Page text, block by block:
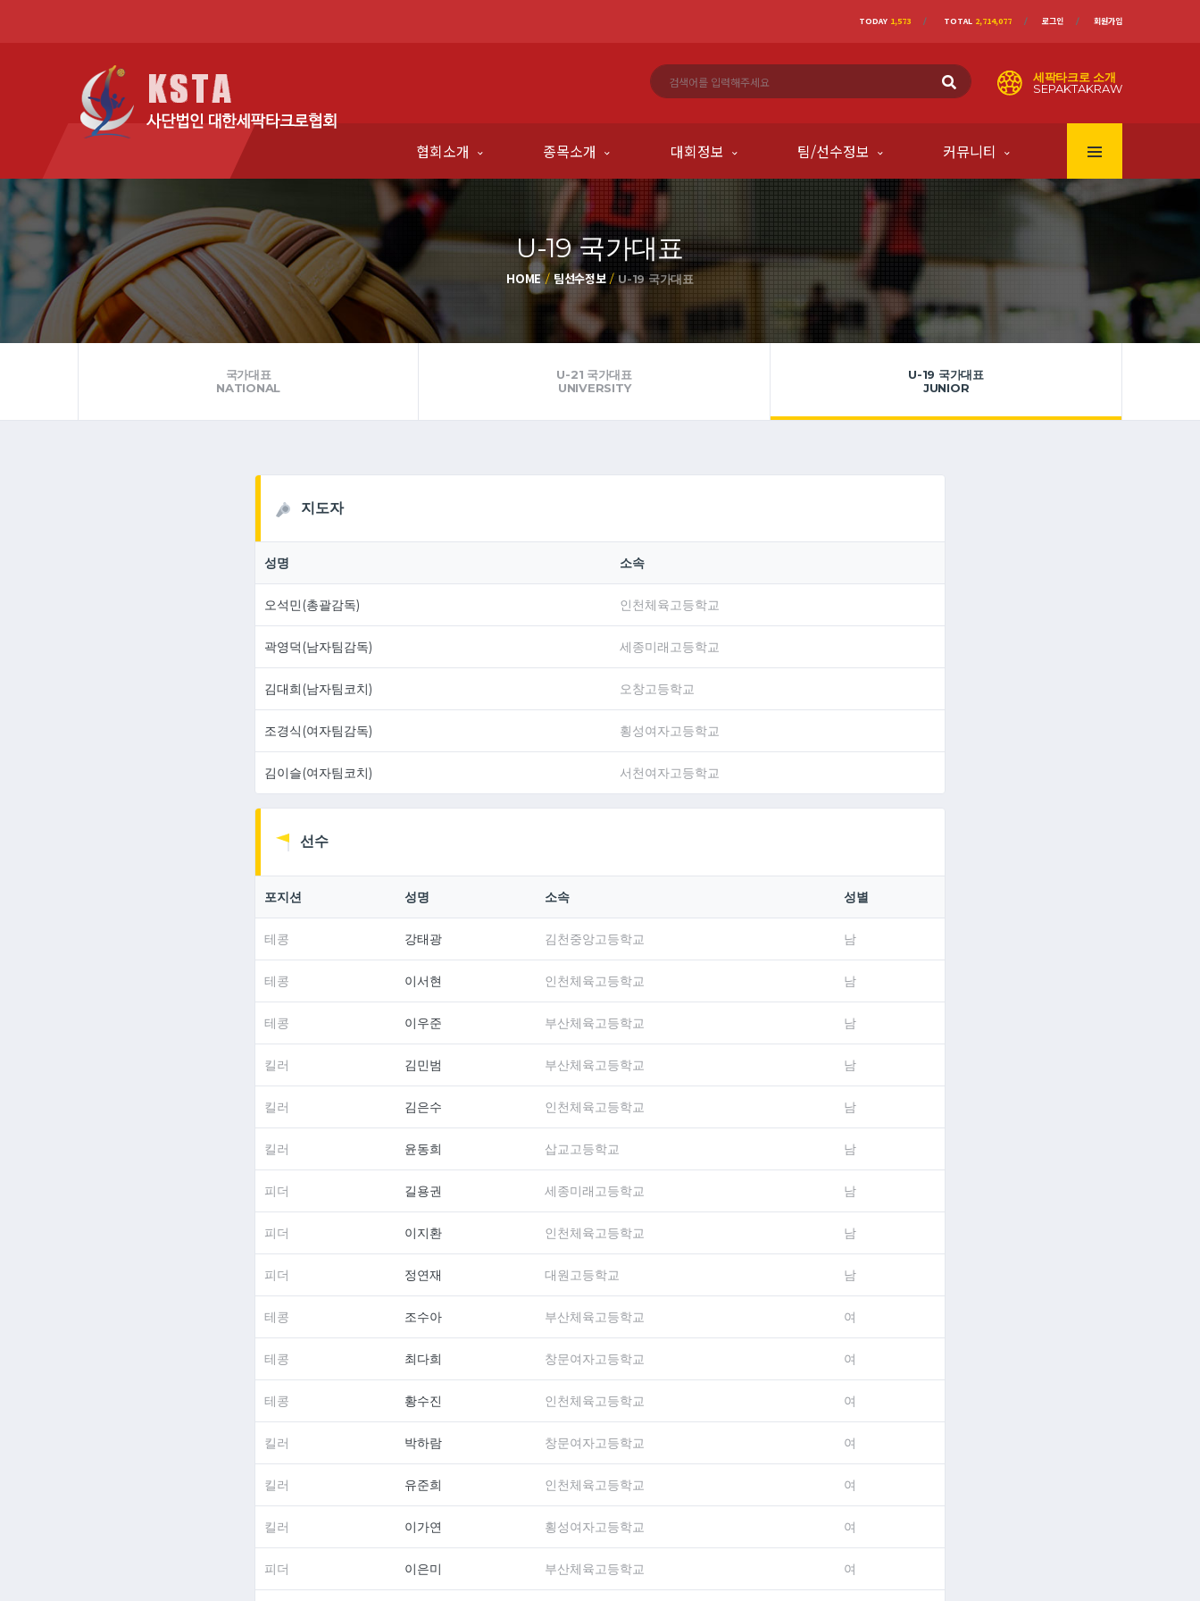
TODAY 1,573 TOTAL 2,714,077 로그인 회원가입
세팍타크로 소개
SEPAKTAKRAW
협회소개 종목소개 대회정보 팀/선수정보 커뮤니티
U-19 국가대표
HOME 팀선수정보 U-19 국가대표
국가대표
NATIONAL
U-21 국가대표
UNIVERSITY
U-19 국가대표
JUNIOR
지도자
성명 소속
오석민(총괄감독) 인천체육고등학교
곽영덕(남자팀감독) 세종미래고등학교
김대희(남자팀코치) 오창고등학교
조경식(여자팀감독) 횡성여자고등학교
김이슬(여자팀코치) 서천여자고등학교
선수
포지션 성명 소속 성별
테콩 강태광 김천중앙고등학교 남
테콩 이서현 인천체육고등학교 남
테콩 이우준 부산체육고등학교 남
킬러 김민범 부산체육고등학교 남
킬러 김은수 인천체육고등학교 남
킬러 윤동희 삽교고등학교 남
피더 길용권 세종미래고등학교 남
피더 이지환 인천체육고등학교 남
피더 정연재 대원고등학교 남
테콩 조수아 부산체육고등학교 여
테콩 최다희 창문여자고등학교 여
테콩 황수진 인천체육고등학교 여
킬러 박하람 창문여자고등학교 여
킬러 유준희 인천체육고등학교 여
킬러 이가연 횡성여자고등학교 여
피더 이은미 부산체육고등학교 여